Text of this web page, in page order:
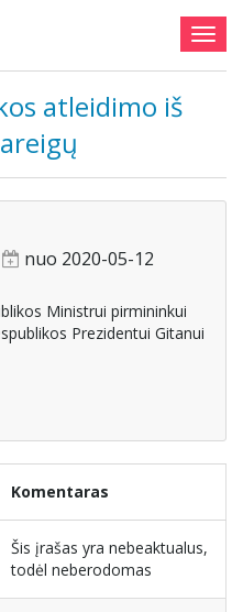
atleidimo iš
nuo 2020-05-12
Ministrui pirmininkui
Prezidentui Gitanui
Komentaras
Šis įrašas yra nebeaktualus,
todėl neberodomas